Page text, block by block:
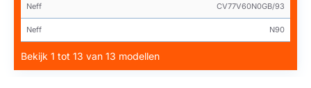
Neff CV77V60N0GB/93
Neff N90
Bekijk 1 tot 13 van 13 modellen